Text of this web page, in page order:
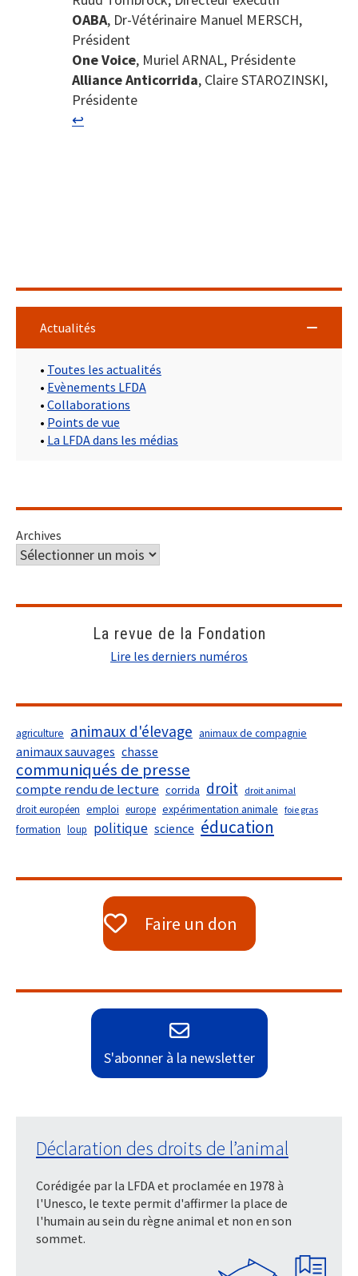
OABA, Dr-Vétérinaire Manuel MERSCH,
Président
One Voice, Muriel ARNAL, Présidente
Alliance Anticorrida, Claire STAROZINSKI,
Présidente
↩︎
Actualités
• Toutes les actualités
• Evènements LFDA
• Collaborations
• Points de vue
• La LFDA dans les médias
Archives
La revue de la Fondation
Lire les derniers numéros
agriculture animaux d'élevage animaux de compagnie
animaux sauvages chasse
communiqués de presse
compte rendu de lecture corrida droit droit animal
droit européen emploi europe expérimentation animale foie gras
formation loup politique science éducation
Faire un don
S'abonner à la newsletter
Déclaration des droits de l’animal
Corédigée par la LFDA et proclamée en 1978 à
l'Unesco, le texte permit d'affirmer la place de
l'humain au sein du règne animal et non en son
sommet.